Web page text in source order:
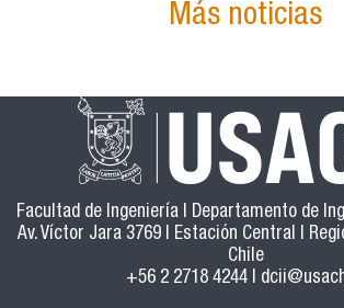
Más noticias
Facultad de Ingeniería | Departamento de
Av. Víctor Jara 3769 | Estación Central |
Chile
+56 2 2718 4244 |